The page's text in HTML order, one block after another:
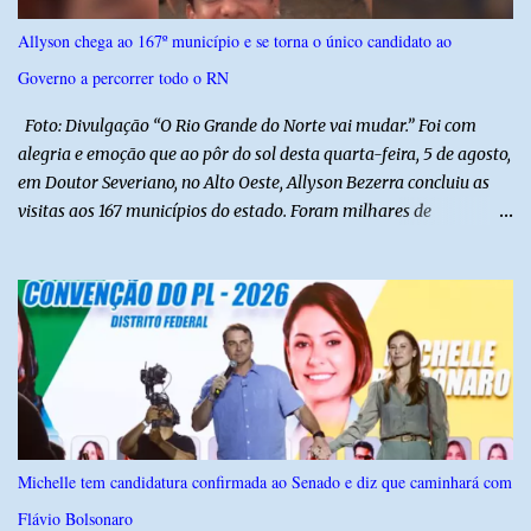
para defender interesses empresariais com a administração
pública. Segundo a Polícia Federal, a atuação dele contou com a
ajuda de Luchsinger e se concentrou no Ministério da Saúde e no
Allyson chega ao 167º município e se torna o único candidato ao
Governo a percorrer todo o RN
Foto: Divulgação “O Rio Grande do Norte vai mudar.” Foi com
alegria e emoção que ao pôr do sol desta quarta-feira, 5 de agosto,
em Doutor Severiano, no Alto Oeste, Allyson Bezerra concluiu as
visitas aos 167 municípios do estado. Foram milhares de
Governador Allyson Bezerra concluiu as agendas do 167 Razões RN
após visitar todas as cidades potiguares, dos pequenos municípios
aos maiores centros do estado. A caminhada começou em 29 de
março pelo município de Touros, Marco Zero da BR-101 e foi
concluída nesta quarta-feira depois de 129 dias entre a primeira e
a última visita. Os registros estão sendo publicados no perfil do
Instagram @167RazoesRN Ao longo do percurso, Allyson conheceu
de perto as potencialidades, as belezas, a cultura e a força do povo,
mas também ouviu os dramas e as necessidades enfrentadas pelas
Michelle tem candidatura confirmada ao Senado e diz que caminhará com
Flávio Bolsonaro